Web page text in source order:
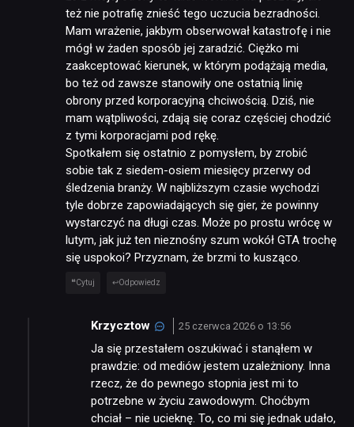
też nie potrafię znieść tego uczucia bezradności.
Mam wrażenie, jakbym obserwował katastrofę i nie
mógł w żaden sposób jej zaradzić. Ciężko mi
zaakceptować kierunek, w którym podążają media,
bo też od zawsze stanowiły one ostatnią linię
obrony przed korporacyjną chciwością. Dziś, nie
mam wątpliwości, zdają się coraz częściej chodzić
z tymi korporacjami pod rękę.
Spotkałem się ostatnio z pomysłem, by zrobić
sobie tak z siedem-osiem miesięcy przerwy od
śledzenia branży. W najbliższym czasie wychodzi
tyle dobrze zapowiadających się gier, że powinny
wystarczyć na długi czas. Może po prostu wrócę w
lutym, jak już ten nieznośny szum wokół GTA trochę
się uspokoi? Przyznam, że brzmi to kusząco.
Cytuj Odpowiedz
Krzycztow 25 czerwca 2026 o 13:56
Ja się przestałem oszukiwać i stanąłem w
prawdzie: od mediów jestem uzależniony. Inna
rzecz, że do pewnego stopnia jest mi to
potrzebne w życiu zawodowym. Choćbym
chciał – nie ucieknę. To, co mi się jednak udało,